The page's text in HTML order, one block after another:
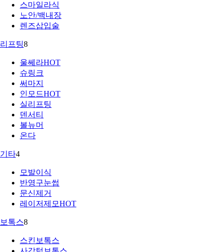
스마일라식
노안/백내장
렌즈삽입술
리프팅8
울쎄라HOT
슈링크
써마지
인모드HOT
실리프팅
덴서티
볼뉴머
온다
기타4
모발이식
반영구눈썹
문신제거
레이저제모HOT
보톡스8
스킨보톡스